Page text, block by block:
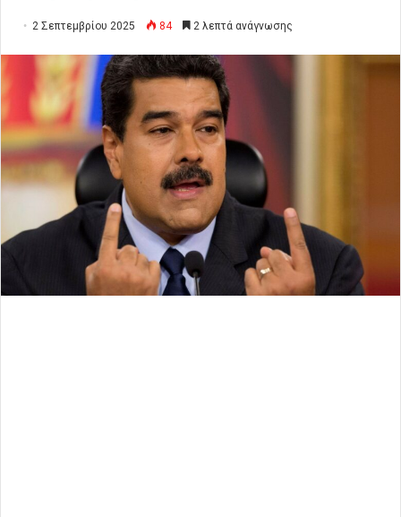
2 Σεπτεμβρίου 2025 84 2 λεπτά ανάγνωσης